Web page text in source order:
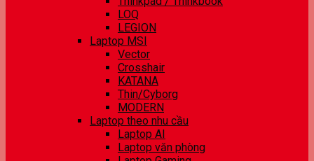
LOQ
LEGION
Laptop MSI
Vector
Crosshair
KATANA
Thin/Cyborg
MODERN
Laptop theo nhu cầu
Laptop AI
Laptop văn phòng